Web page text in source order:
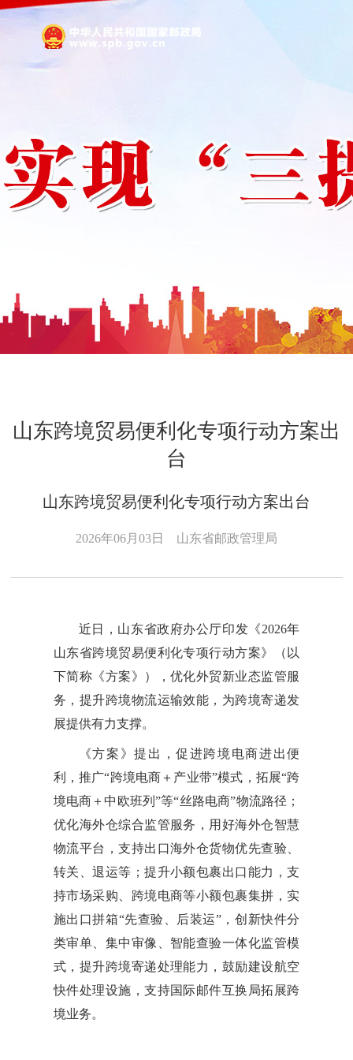
山东跨境贸易便利化专项行动方案出
台
山东跨境贸易便利化专项行动方案出台
2026年06月03日 山东省邮政管理局
近日，山东省政府办公厅印发《2026年
山东省跨境贸易便利化专项行动方案》（以
下简称《方案》），优化外贸新业态监管服
务，提升跨境物流运输效能，为跨境寄递发
展提供有力支撑。
《方案》提出，促进跨境电商进出便
利，推广“跨境电商＋产业带”模式，拓展“跨
境电商＋中欧班列”等“丝路电商”物流路径；
优化海外仓综合监管服务，用好海外仓智慧
物流平台，支持出口海外仓货物优先查验、
转关、退运等；提升小额包裹出口能力，支
持市场采购、跨境电商等小额包裹集拼，实
施出口拼箱“先查验、后装运”，创新快件分
类审单、集中审像、智能查验一体化监管模
式，提升跨境寄递处理能力，鼓励建设航空
快件处理设施，支持国际邮件互换局拓展跨
境业务。